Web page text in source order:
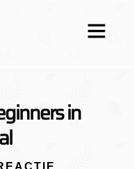
in